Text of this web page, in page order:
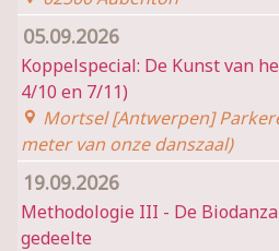
05.09.2026
Koppelspecial: De Kunst van
4/10 en 7/11)
Mortsel [Antwerpen]
meter van onze danszaal)
19.09.2026
Methodologie III - De
gedeelte